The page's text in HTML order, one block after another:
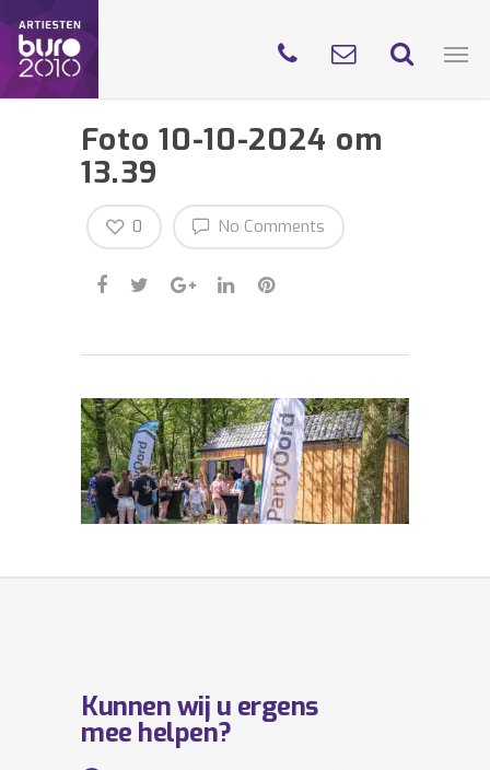
Foto 10-10-2024 om
13.39
No Comments
0
Kunnen wij u ergens
mee helpen?